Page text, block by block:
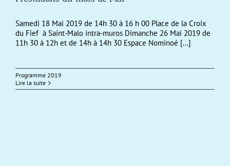
Samedi 18 Mai 2019 de 14h 30 à 16 h 00 Place de la Croix
du Fief à Saint-Malo intra-muros Dimanche 26 Mai 2019 de
11h 30 à 12h et de 14h à 14h 30 Espace Nominoé [...]
Programme 2019
Lire la suite